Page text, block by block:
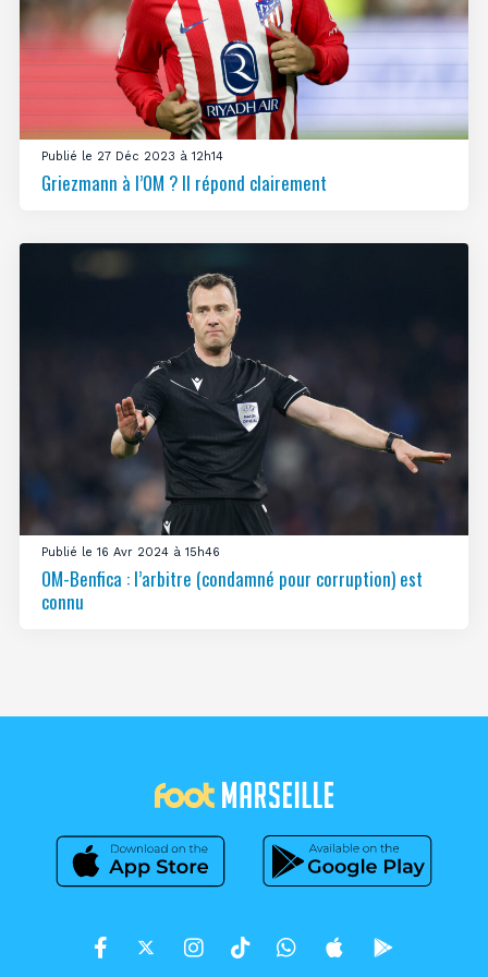
Publié le 27 Déc 2023 à 12h14
Griezmann à l’OM ? Il répond clairement
Publié le 16 Avr 2024 à 15h46
OM-Benfica : l’arbitre (condamné pour corruption) est
connu